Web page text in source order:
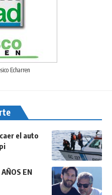
Echarren
el auto
EN